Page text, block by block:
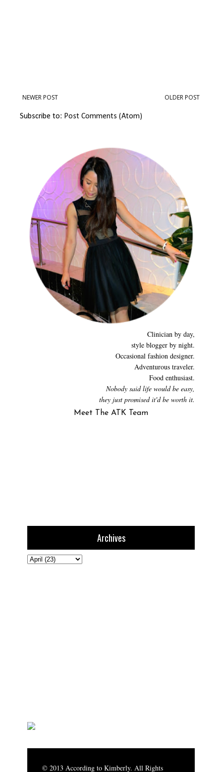
NEWER POST OLDER POST
Subscribe to: Post Comments (Atom)
Clinician by day,
style blogger by night.
Occasional fashion designer.
Adventurous traveler.
Food enthusiast.
Nobody said life would be easy,
they just promised it'd be worth it.
Meet The ATK Team
Archives
© 2013 According to Kimberly. All Rights